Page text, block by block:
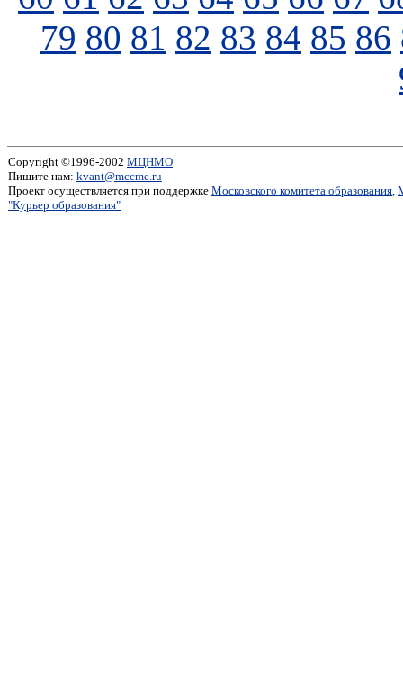
79 80 81 82 83 84 85 86
Copyright ©1996-2002 МЦНМО
Пишите нам: kvant@mccme.ru
Проект осуществляется при поддержке Московского комитета образования,
"Курьер образования"